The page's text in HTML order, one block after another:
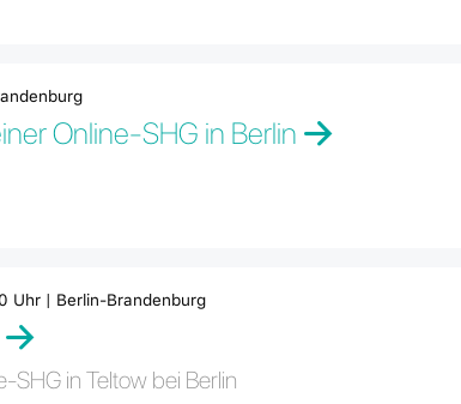
Online-SHG in Berlin
Uhr | Berlin-Brandenburg
SHG in Teltow bei Berlin